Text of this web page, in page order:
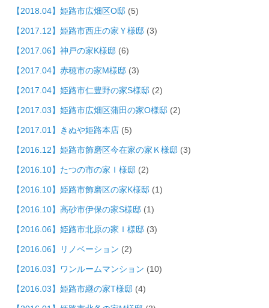
【2018.04】姫路市広畑区O邸 (5)
【2017.12】姫路市西庄の家Ｙ様邸 (3)
【2017.06】神戸の家K様邸 (6)
【2017.04】赤穂市の家M様邸 (3)
【2017.04】姫路市仁豊野の家S様邸 (2)
【2017.03】姫路市広畑区蒲田の家O様邸 (2)
【2017.01】きぬや姫路本店 (5)
【2016.12】姫路市飾磨区今在家の家Ｋ様邸 (3)
【2016.10】たつの市の家Ｉ様邸 (2)
【2016.10】姫路市飾磨区の家K様邸 (1)
【2016.10】高砂市伊保の家S様邸 (1)
【2016.06】姫路市北原の家Ｉ様邸 (3)
【2016.06】リノベーション (2)
【2016.03】ワンルームマンション (10)
【2016.03】姫路市継の家T様邸 (4)